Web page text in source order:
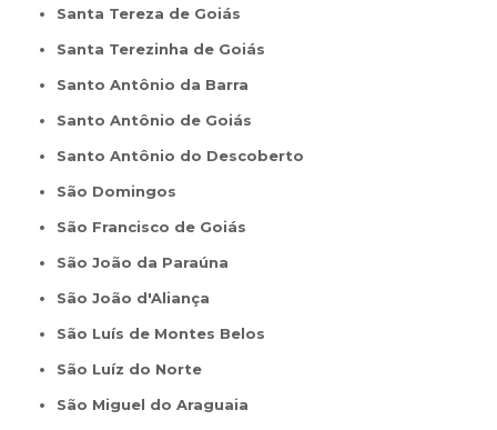
Santa Tereza de Goiás
Santa Terezinha de Goiás
Santo Antônio da Barra
Santo Antônio de Goiás
Santo Antônio do Descoberto
São Domingos
São Francisco de Goiás
São João da Paraúna
São João d'Aliança
São Luís de Montes Belos
São Luíz do Norte
São Miguel do Araguaia